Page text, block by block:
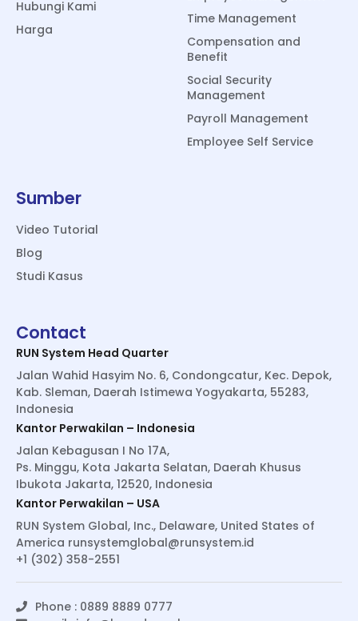
Hubungi Kami
Harga
Time Management
Compensation and
Benefit
Social Security
Management
Payroll Management
Employee Self Service
Sumber
Video Tutorial
Blog
Studi Kasus
Contact
RUN System Head Quarter
Jalan Wahid Hasyim No. 6, Condongcatur, Kec. Depok,
Kab. Sleman, Daerah Istimewa Yogyakarta, 55283,
Indonesia
Kantor Perwakilan – Indonesia
Jalan Kebagusan I No 17A,
Ps. Minggu, Kota Jakarta Selatan, Daerah Khusus
Ibukota Jakarta, 12520, Indonesia
Kantor Perwakilan – USA
RUN System Global, Inc., Delaware, United States of
America runsystemglobal@runsystem.id
+1 (302) 358-2551
Phone : 0889 8889 0777